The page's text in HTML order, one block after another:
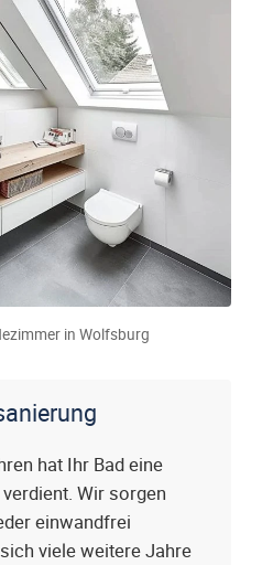
in Wolfsburg
hat Ihr Bad eine
Wir sorgen
einwandfrei
viele weitere Jahre